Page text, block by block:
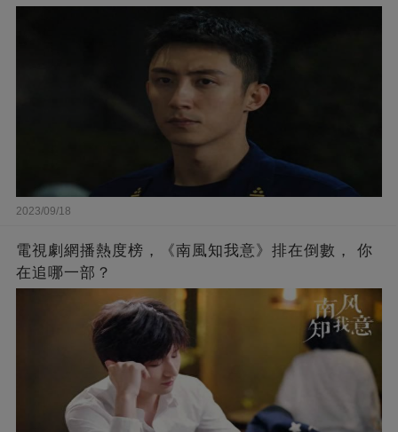
2023/09/18
電視劇網播熱度榜，《南風知我意》排在倒數， 你
在追哪一部？